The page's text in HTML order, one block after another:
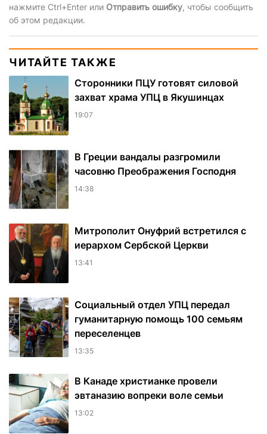
нажмите Ctrl+Enter или Отправить ошибку, чтобы сообщить
об этом редакции.
ЧИТАЙТЕ ТАКЖЕ
Сторонники ПЦУ готовят силовой
захват храма УПЦ в Якушинцах
19:07
В Греции вандалы разгромили
часовню Преображения Господня
14:38
Митрополит Онуфрий встретился с
иерархом Сербской Церкви
13:41
Социальный отдел УПЦ передал
гуманитарную помощь 100 семьям
переселенцев
13:35
В Канаде христианке провели
эвтаназию вопреки воле семьи
13:02